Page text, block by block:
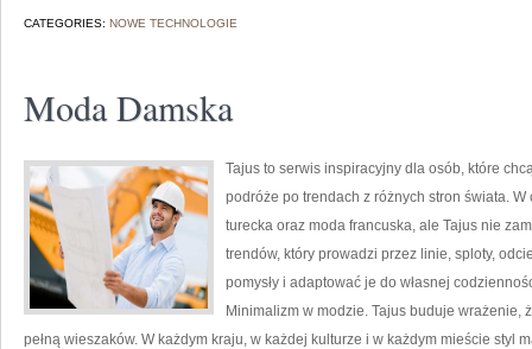
CATEGORIES: NOWE TECHNOLOGIE
Moda Damska
Tajus to serwis inspiracyjny dla osób, które
podróże po trendach z różnych stron świata.
turecka oraz moda francuska, ale Tajus nie
trendów, który prowadzi przez linie, sploty,
pomysły i adaptować je do własnej
Minimalizm w modzie. Tajus buduje wrażenie,
pełną wieszaków. W każdym kraju, w każdej kulturze i w każdym mieście styl